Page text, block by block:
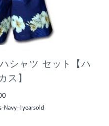
シャツ セット【ハ
ス】
Navy-1yearsold